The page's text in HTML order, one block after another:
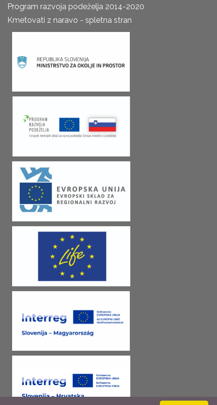
Program razvoja podeželja 2014-2020
Kmetovati z naravo - spletna stran